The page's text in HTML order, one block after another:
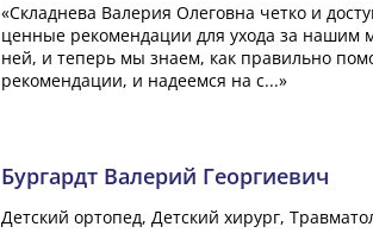
«Складнева Валерия Олеговна четко и
ценные рекомендации для ухода за
ней, и теперь мы знаем, как правильно
рекомендации, и надеемся на с...»
Бургардт Валерий Георгиевич
Детский ортопед, Детский хирург,